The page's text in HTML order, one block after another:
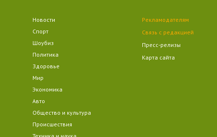
Новости
Спорт
Шоубиз
Политика
Здоровье
Мир
Экономика
Авто
Общество и культура
Происшествия
Рекламодателям
Связь с редакцией
Пресс-релизы
Карта сайта